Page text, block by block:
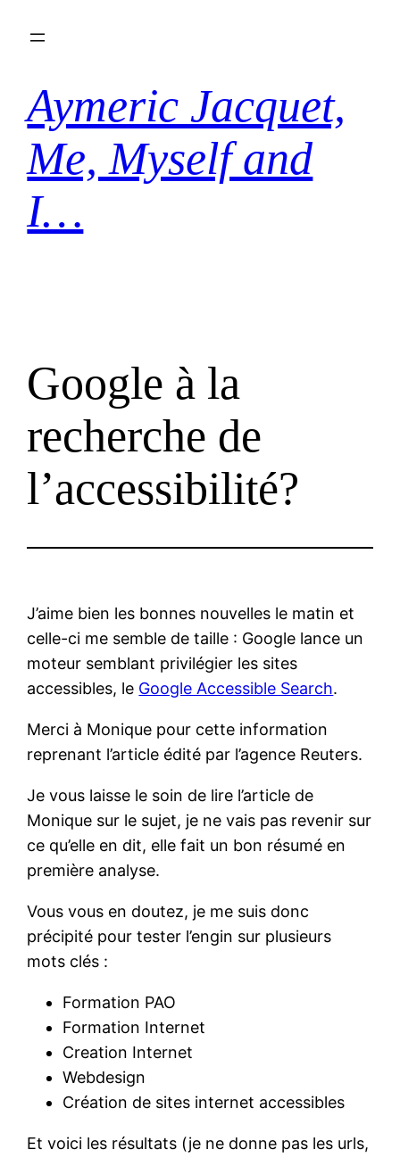
Aymeric Jacquet,
Me, Myself and
I…
Google à la
recherche de
l’accessibilité?
J’aime bien les bonnes nouvelles le matin et
celle-ci me semble de taille : Google lance un
moteur semblant privilégier les sites
accessibles, le Google Accessible Search.
Merci à Monique pour cette information
reprenant l’article édité par l’agence Reuters.
Je vous laisse le soin de lire l’article de
Monique sur le sujet, je ne vais pas revenir sur
ce qu’elle en dit, elle fait un bon résumé en
première analyse.
Vous vous en doutez, je me suis donc
précipité pour tester l’engin sur plusieurs
mots clés :
Formation PAO
Formation Internet
Creation Internet
Webdesign
Création de sites internet accessibles
Et voici les résultats (je ne donne pas les urls,